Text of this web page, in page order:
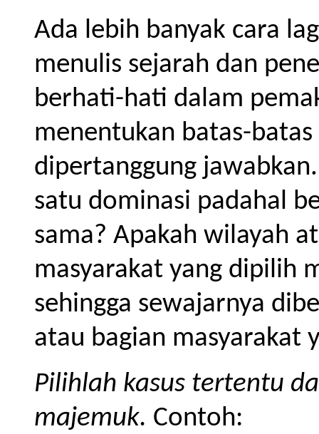
Ada lebih banyak cara
menulis sejarah dan
berhati-hati dalam
menentukan batas-
dipertanggung
satu dominasi padahal
sama? Apakah wilayah
masyarakat yang dipilih
sehingga sewajarnya
atau bagian masyarakat
Pilihlah kasus tertentu
majemuk. Contoh: